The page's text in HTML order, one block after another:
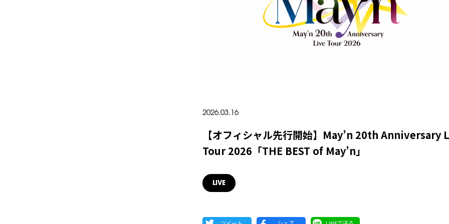
2026.03.16
【オフィシャル先行開始】May’n 20th Anniversary
Tour 2026「THE BEST of May’n」
LIVE